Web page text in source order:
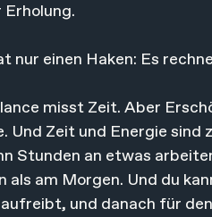
nur einen Haken: Es
misst Zeit. Aber
Und Zeit und Energie sind
Stunden an etwas
als am Morgen. Und du
und danach für